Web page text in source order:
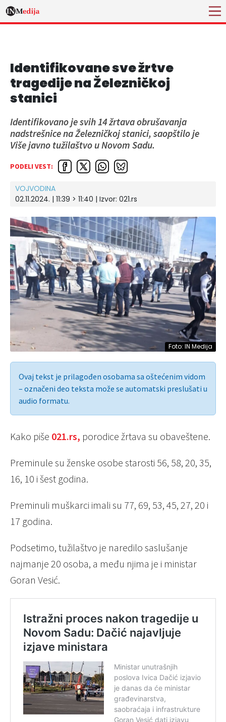
Identifikovane sve žrtve
tragedije na Železničkoj
stanici
Identifikovano je svih 14 žrtava obrušavanja
nadstrešnice na Železničkoj stanici, saopštilo je
Više javno tužilaštvo u Novom Sadu.
PODELI VEST:
VOJVODINA
02.11.2024. | 11:39 > 11:40 | Izvor: 021.rs
Foto: IN Medija
Ovaj tekst je prilagođen osobama sa oštećenim vidom
– označeni deo teksta može se automatski preslušati u
audio formatu.
Kako piše 021.rs, porodice žrtava su obaveštene.
Preminule su ženske osobe starosti 56, 58, 20, 35,
16, 10 i šest godina.
Preminuli muškarci imali su 77, 69, 53, 45, 27, 20 i
17 godina.
Podsetimo, tužilaštvo je naredilo saslušanje
najmanje 20 osoba, a među njima je i ministar
Goran Vesić.